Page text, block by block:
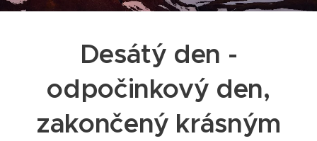
Desátý den -
odpočinkový den,
zakončený krásným